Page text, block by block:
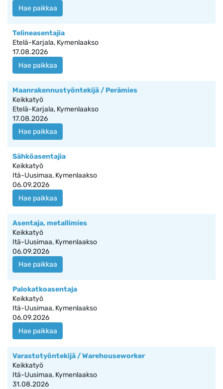
Hae paikkaa
Telineasentajia
Etelä-Karjala, Kymenlaakso
17.08.2026
Hae paikkaa
Maanrakennustyöntekijä / Perämies
Keikkatyö
Etelä-Karjala, Kymenlaakso
17.08.2026
Hae paikkaa
Sähköasentajia
Keikkatyö
Itä-Uusimaa, Kymenlaakso
06.09.2026
Hae paikkaa
Asentaja, metallimies
Keikkatyö
Itä-Uusimaa, Kymenlaakso
06.09.2026
Hae paikkaa
Palokatkoasentaja
Keikkatyö
Itä-Uusimaa, Kymenlaakso
06.09.2026
Hae paikkaa
Varastotyöntekijä / Warehouseworker
Keikkatyö
Itä-Uusimaa, Kymenlaakso
31.08.2026